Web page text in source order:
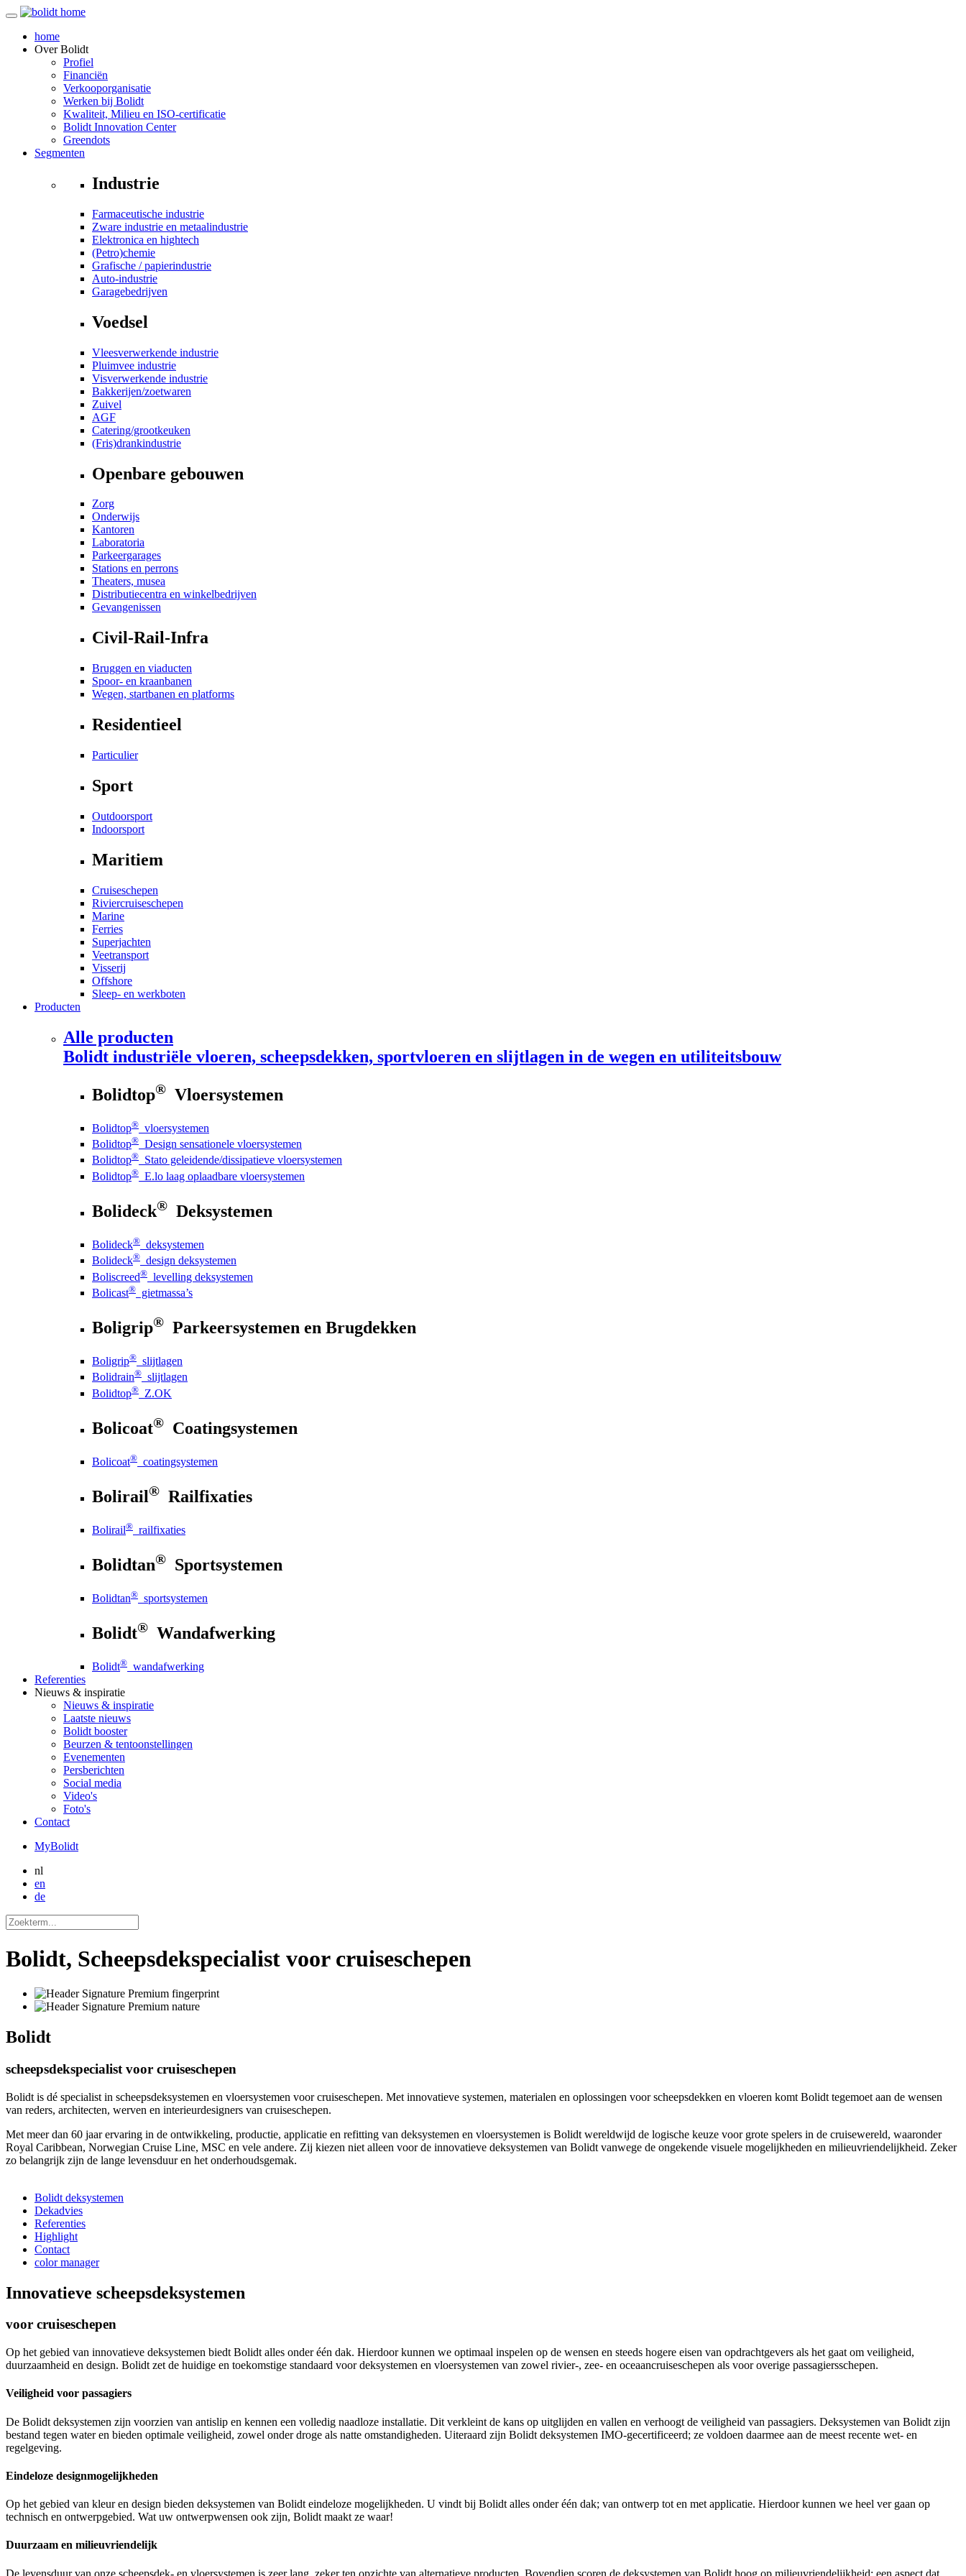
home
OverBolidt
Profiel
Financiën
Verkooporganisatie
Werken bij Bolidt
Kwaliteit, Milieu en ISO-certificatie
Bolidt Innovation Center
Greendots
Segmenten
Industrie
Farmaceutische industrie
Zware industrie en metaalindustrie
Elektronica en hightech
(Petro)chemie
Grafische / papierindustrie
Auto-industrie
Garagebedrijven
Voedsel
Vleesverwerkende industrie
Pluimvee industrie
Visverwerkende industrie
Bakkerijen/zoetwaren
Zuivel
AGF
Catering/grootkeuken
(Fris)drankindustrie
Openbare gebouwen
Zorg
Onderwijs
Kantoren
Laboratoria
Parkeergarages
Stations en perrons
Theaters, musea
Distributiecentra en winkelbedrijven
Gevangenissen
Civil-Rail-Infra
Bruggen en viaducten
Spoor- en kraanbanen
Wegen, startbanen en platforms
Residentieel
Particulier
Sport
Outdoorsport
Indoorsport
Maritiem
Cruiseschepen
Riviercruiseschepen
Marine
Ferries
Superjachten
Veetransport
Visserij
Offshore
Sleep- en werkboten
Producten
Alle producten
Bolidt industriële vloeren, scheepsdekken, sportvloeren en slijtlagen in de wegen en utiliteitsbouw
Bolidtop® Vloersystemen
Bolidtop® vloersystemen
Bolidtop® Design sensationele vloersystemen
Bolidtop® Stato geleidende/dissipatieve vloersystemen
Bolidtop® E.lo laag oplaadbare vloersystemen
Bolideck® Deksystemen
Bolideck® deksystemen
Bolideck® design deksystemen
Boliscreed® levelling deksystemen
Bolicast® gietmassa’s
Boligrip® Parkeersystemen en Brugdekken
Boligrip® slijtlagen
Bolidrain® slijtlagen
Bolidtop® Z.OK
Bolicoat® Coatingsystemen
Bolicoat® coatingsystemen
Bolirail® Railfixaties
Bolirail® railfixaties
Bolidtan® Sportsystemen
Bolidtan® sportsystemen
Bolidt® Wandafwerking
Bolidt® wandafwerking
Referenties
Nieuws & inspiratie
Nieuws & inspiratie
Laatste nieuws
Bolidt booster
Beurzen & tentoonstellingen
Evenementen
Persberichten
Social media
Video's
Foto's
Contact
MyBolidt
nl
en
de
Bolidt, Scheepsdekspecialist voor cruiseschepen
Bolidt
scheepsdekspecialist voor cruiseschepen
Bolidt is dé specialist in scheepsdeksystemen en vloersystemen voor cruiseschepen. Met innovatieve systemen, materialen en oplossingen voor scheepsdekken en vloeren komt Bolidt tegemoet aan de wensen
van reders, architecten, werven en interieurdesigners van cruiseschepen.
Met meer dan 60 jaar ervaring in de ontwikkeling, productie, applicatie en refitting van deksystemen en vloersystemen is Bolidt wereldwijd de logische keuze voor grote spelers in de cruisewereld, waaronder
Royal Caribbean, Norwegian Cruise Line, MSC en vele andere. Zij kiezen niet alleen voor de innovatieve deksystemen van Bolidt vanwege de ongekende visuele mogelijkheden en milieuvriendelijkheid. Zeker
zo belangrijk zijn de lange levensduur en het onderhoudsgemak.
Bolidt deksystemen
Dekadvies
Referenties
Highlight
Contact
color manager
Innovatieve scheepsdeksystemen
voor cruiseschepen
Op het gebied van innovatieve deksystemen biedt Bolidt alles onder één dak. Hierdoor kunnen we optimaal inspelen op de wensen en steeds hogere eisen van opdrachtgevers als het gaat om veiligheid,
duurzaamheid en design. Bolidt zet de huidige en toekomstige standaard voor deksystemen en vloersystemen van zowel rivier-, zee- en oceaancruiseschepen als voor overige passagiersschepen.
Veiligheid voor passagiers
De Bolidt deksystemen zijn voorzien van antislip en kennen een volledig naadloze installatie. Dit verkleint de kans op uitglijden en vallen en verhoogt de veiligheid van passagiers. Deksystemen van Bolidt zijn
bestand tegen water en bieden optimale veiligheid, zowel onder droge als natte omstandigheden. Uiteraard zijn Bolidt deksystemen IMO-gecertificeerd; ze voldoen daarmee aan de meest recente wet- en
regelgeving.
Eindeloze designmogelijkheden
Op het gebied van kleur en design bieden deksystemen van Bolidt eindeloze mogelijkheden. U vindt bij Bolidt alles onder één dak; van ontwerp tot en met applicatie. Hierdoor kunnen we heel ver gaan op
technisch en ontwerpgebied. Wat uw ontwerpwensen ook zijn, Bolidt maakt ze waar!
Duurzaam en milieuvriendelijk
De levensduur van onze scheepsdek- en vloersystemen is zeer lang, zeker ten opzichte van alternatieve producten. Bovendien scoren de deksystemen van Bolidt hoog op milieuvriendelijkheid; een aspect dat